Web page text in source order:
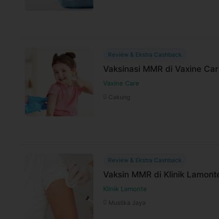
selama jadwal dokter tersedia
Harga paket sudah termasuk biaya
Review & Ekstra Cashback
Vaksinasi MMR di Vaxine
Vaxine Care
Cakung
Review & Ekstra Cashback
Vaksin MMR di Klinik
Klinik Lamonte
Mustika Jaya